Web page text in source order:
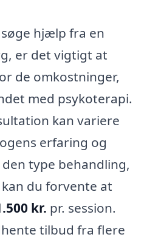
hjælp fra en
er det vigtigt at
de omkostninger,
med psykoterapi.
kan variere
erfaring og
type behandling,
du forvente at
kr. pr. session.
tilbud fra flere